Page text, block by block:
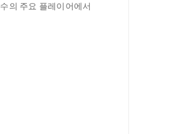
의 주요 플레이어에서